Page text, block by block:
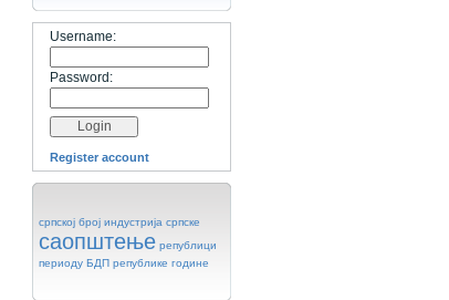
Username:
Password:
Register account
српској број индустрија српске
саопштење републици
периоду БДП републике године